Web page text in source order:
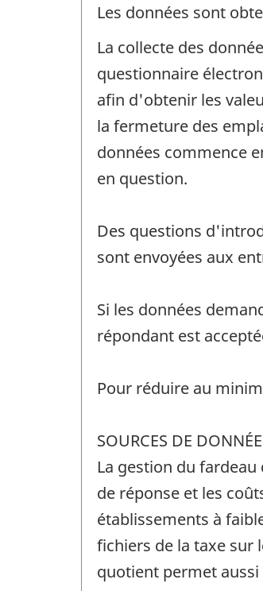
Les données sont
La collecte des
questionnaire
afin d'obtenir les
la fermeture des
données commence
en question.
Des questions
sont envoyées aux
Si les données
répondant est
Pour réduire au
SOURCES DE
La gestion du
de réponse et les
établissements à
fichiers de la taxe sur
quotient permet